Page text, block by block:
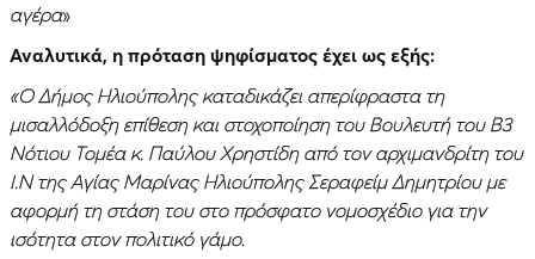
αγέρα»
Αναλυτικά, η πρόταση ψηφίσματος έχει ως εξής:
«Ο Δήμος Ηλιούπολης καταδικάζει απερίφραστα τη
μισαλλόδοξη επίθεση και στοχοποίηση του Βουλευτή του Β3
Νότιου Τομέα κ. Παύλου Χρηστίδη από τον αρχιμανδρίτη του
Ι.Ν της Αγίας Μαρίνας Ηλιούπολης Σεραφείμ Δημητρίου με
αφορμή τη στάση του στο πρόσφατο νομοσχέδιο για την
ισότητα στον πολιτικό γάμο.